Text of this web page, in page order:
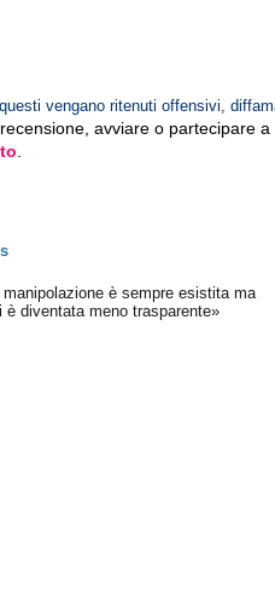
vengano ritenuti offensivi,
avviare o partecipare
è sempre esistita ma
è diventata meno trasparente»